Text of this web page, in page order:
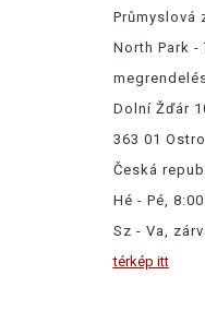
Průmyslová
North Park -
Dolní Žďár
363 01
Česká
Hé - Pé,
Sz - Va,
térkép itt